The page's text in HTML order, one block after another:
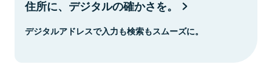
住所に、デジタルの確かさを。
デジタルアドレスで入力も検索もスムーズに。